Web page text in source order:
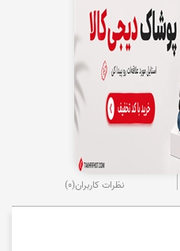
نظرات کاربران(0)